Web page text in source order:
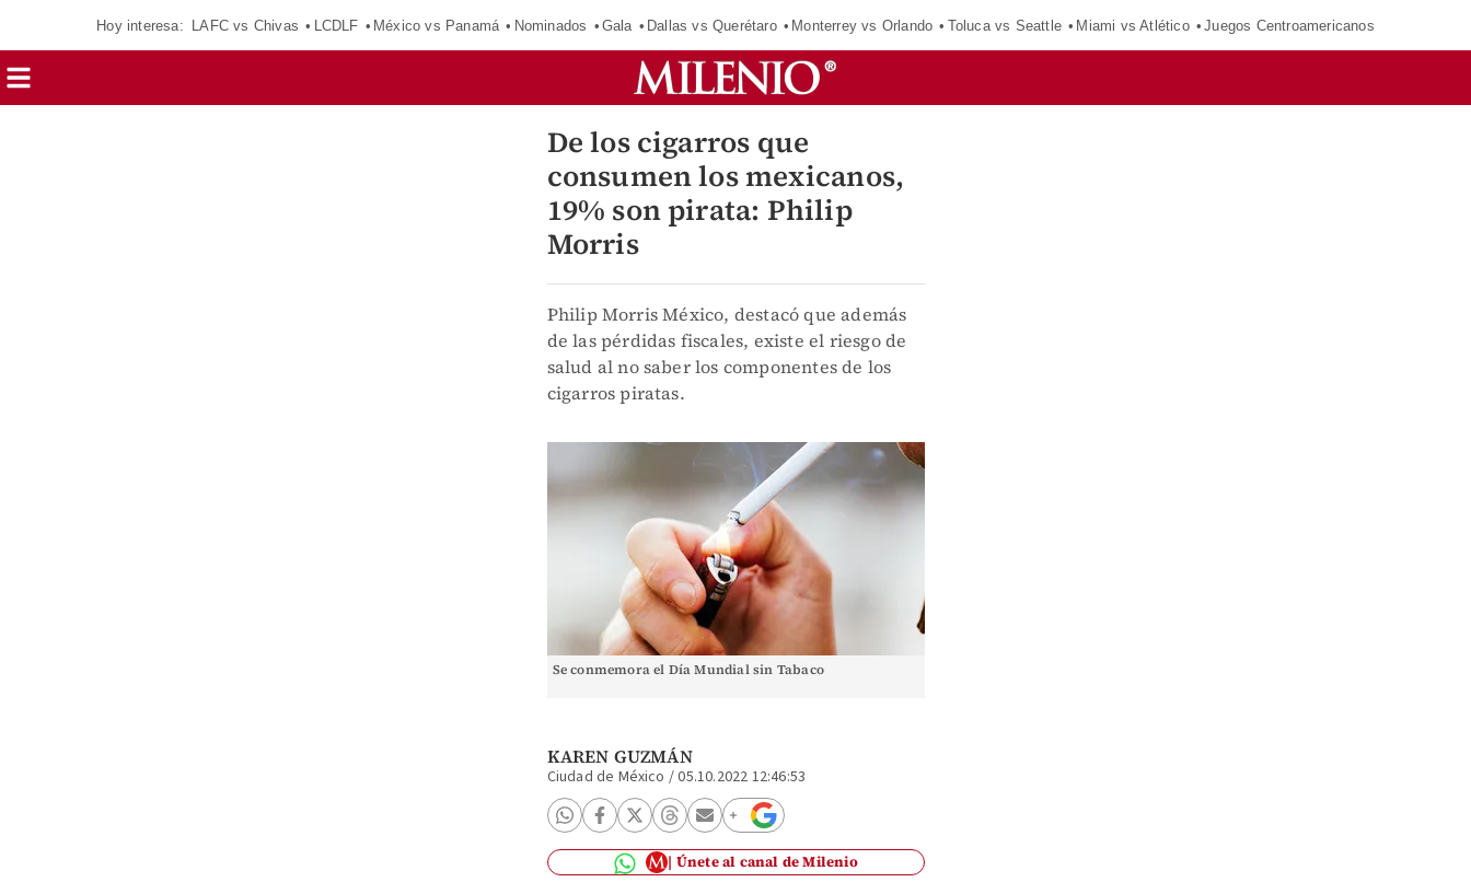
Hoy interesa: LAFC vs Chivas LCDLF México vs Panamá Nominados Gala Dallas vs Querétaro Monterrey vs Orlando Toluca vs Seattle Miami vs Atlético Juegos Centroamericanos
De los cigarros que
consumen los mexicanos,
19% son pirata: Philip
Morris
Philip Morris México, destacó que además
de las pérdidas fiscales, existe el riesgo de
salud al no saber los componentes de los
cigarros piratas.
Se conmemora el Día Mundial sin Tabaco
KAREN GUZMÁN
Ciudad de México /05.10.2022 12:46:53
Únete al canal de Milenio